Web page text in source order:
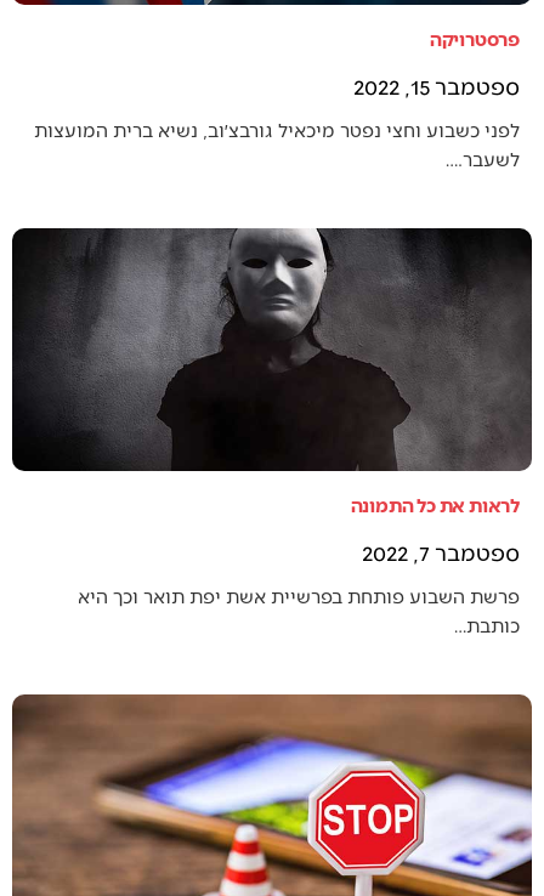
פרסטרויקה
ספטמבר 15, 2022
לפני כשבוע וחצי נפטר מיכאיל גורבצ׳וב, נשיא ברית המועצות
לשעבר.…
לראות את כל התמונה
ספטמבר 7, 2022
פרשת השבוע פותחת בפרשיית אשת יפת תואר וכך היא
כותבת…